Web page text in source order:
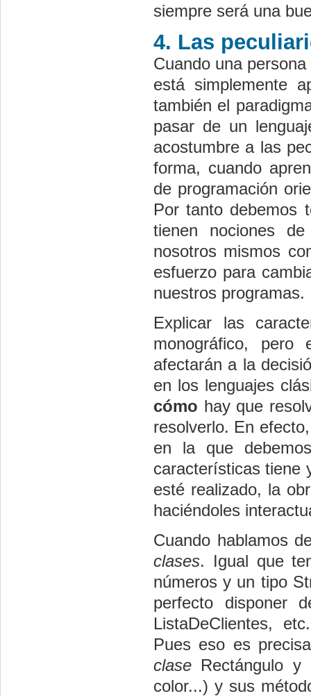
siempre será una
4. Las
Cuando una
está simplemente
también el
pasar de un
acostumbre a las
forma, cuando
de programación
Por tanto debemos
tienen nociones
nosotros mismos
esfuerzo para
nuestros programas.
Explicar las
monográfico, pero
afectarán a la
en los lenguajes
cómo hay que
resolverlo. En
en la que
características tiene
esté realizado, la
haciéndoles
Cuando hablamos
clases. Igual que
números y un tipo
perfecto disponer
ListaDeClientes,
Pues eso es
clase Rectángulo
color...) y sus